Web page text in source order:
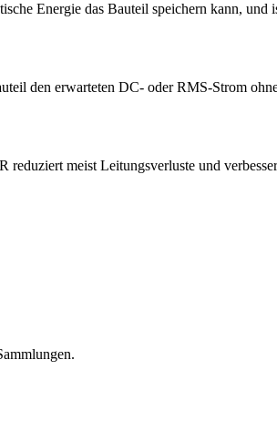
Energie das Bauteil speichern kann, und
den erwarteten DC- oder RMS-Strom
meist Leitungsverluste und